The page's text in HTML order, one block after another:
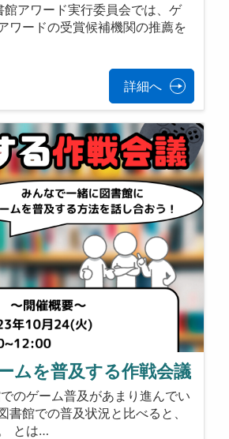
館アワード実行委員会では、ゲ
ワードの受賞候補機関の推薦を
詳細へ
ムを普及する作戦会議
のゲーム普及があまり進んでい
書館での普及状況と比べると、
とは…